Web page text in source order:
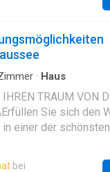
touristische Nutzung,
– 42,36
zentralen
Küche
– 35,95
1Schlafzimmer
bieten
m²Heizung &
· Haus
TRAUM VON
Sie sich den
einer der
Bauweise, vereint
bei